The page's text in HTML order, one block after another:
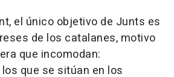
el único objetivo de Junts es
de los catalanes, motivo
que incomodan:
que se sitúan en los